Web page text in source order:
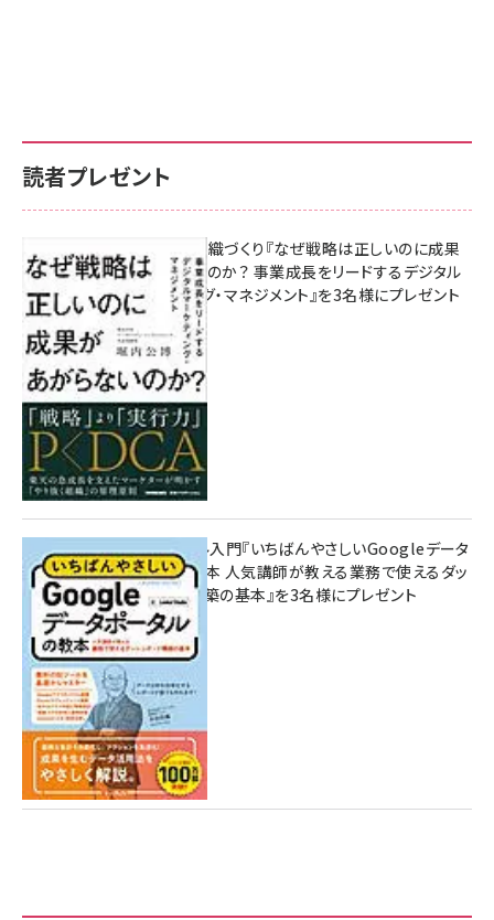
読者プレゼント
成果を生む組織づくり『なぜ戦略は正しいのに成果
があがらないのか？ 事業成長をリードするデジタル
マーケティング・マネジメント』を3名様にプレゼント
10:00
無料BIツール入門『いちばんやさしいGoogleデータ
ポータルの教本 人気講師が教える業務で使えるダッ
シュボード構築の基本』を3名様にプレゼント
7月31日 10:00